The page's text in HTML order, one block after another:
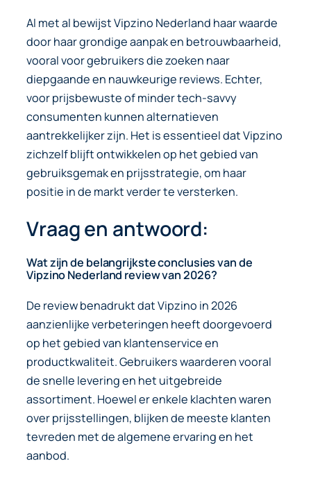
Al met al bewijst Vipzino Nederland haar waarde
door haar grondige aanpak en betrouwbaarheid,
vooral voor gebruikers die zoeken naar
diepgaande en nauwkeurige reviews. Echter,
voor prijsbewuste of minder tech-savvy
consumenten kunnen alternatieven
aantrekkelijker zijn. Het is essentieel dat Vipzino
zichzelf blijft ontwikkelen op het gebied van
gebruiksgemak en prijsstrategie, om haar
positie in de markt verder te versterken.
Vraag en antwoord:
Wat zijn de belangrijkste conclusies van de
Vipzino Nederland review van 2026?
De review benadrukt dat Vipzino in 2026
aanzienlijke verbeteringen heeft doorgevoerd
op het gebied van klantenservice en
productkwaliteit. Gebruikers waarderen vooral
de snelle levering en het uitgebreide
assortiment. Hoewel er enkele klachten waren
over prijsstellingen, blijken de meeste klanten
tevreden met de algemene ervaring en het
aanbod.